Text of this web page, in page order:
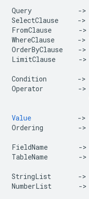
Query ->
SelectClause
->
FromClause
->
WhereClause
->
OrderByClause
->
LimitClause
->
Condition ->
Operator
->
Value
->
Ordering
->
FieldName ->
TableName
->
StringList ->
NumberList
->